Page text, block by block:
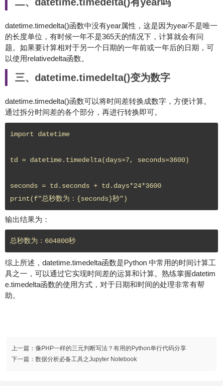
datetime.timedelta()函数中没有year属性，这是因为year不是唯一
的长度单位，有时候一年不是365天的情况下，计算就会有问
题。如果要计算相对于另一个日期的一年前或一年后的日期，可
以使用relativedelta函数。
三、datetime.timedelta()变为数字
datetime.timedelta()函数可以将时间差转换成数字，方便计算。
通过拆分时间差的各个部分，再进行转换即可。
import datetime
td = datetime.timedelta(days=7, seconds=3600)
seconds = td.seconds + td.days*24*3600
输出结果为：
综上所述，datetime.timedelta函数是Python 中常用的时间计算工
具之一，可以通过它实现时间差的运算和计算。熟练掌握datetim
e.timedelta函数的使用方式，对于日期和时间的处理非常有帮
助。
上一篇： 像PHP一样的三元判断写法？有用的Python单行代码分享
下一篇： 数据分析必备工具之Jupyter Notebook